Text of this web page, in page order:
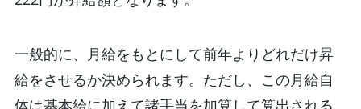
一般的に、月給をもとにして前年よりどれだけ昇
給をさせるか決められます。ただし、この月給自
体は基本給に加えて諸手当を加算して算出される